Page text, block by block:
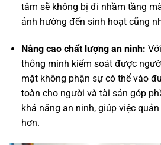
tâm sẽ không bị đi nhầm tầng
ảnh hướng đến sinh hoạt cũng
Nâng cao chất lượng an ninh:
thông minh kiểm soát được
mặt không phận sự có thể vào
toàn cho người và tài sản góp
khả năng an ninh, giúp việc
hơn.